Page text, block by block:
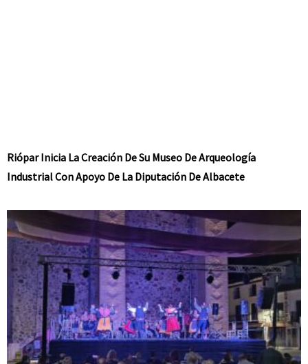
Riópar Inicia La Creación De Su Museo De Arqueología
Industrial Con Apoyo De La Diputación De Albacete